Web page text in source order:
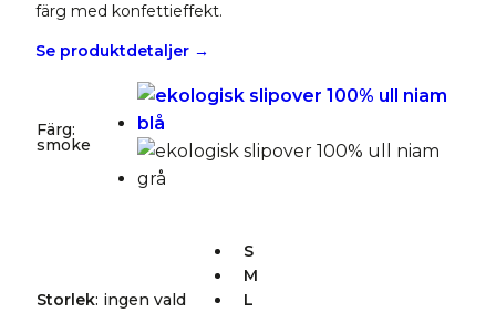
färg med konfettieffekt.
Se produktdetaljer →
Färg:
smoke
Storlek: ingen vald
S
M
L